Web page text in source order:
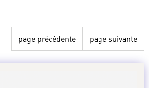
page précédente page suivante